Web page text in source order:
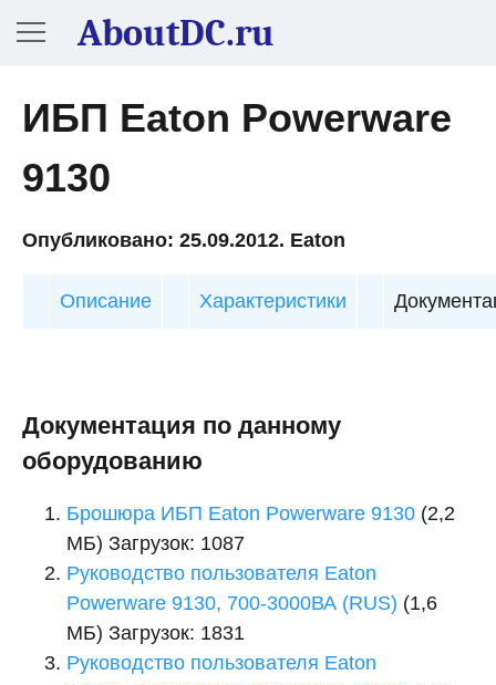
AboutDC.ru
ИБП Eaton Powerware
9130
Опубликовано: 25.09.2012. Eaton
Описание Характеристики
Документация по данному
оборудованию
Брошюра ИБП Eaton Powerware 9130 (2,2
МБ) Загрузок: 1087
Руководство пользователя Eaton
Powerware 9130, 700-3000ВА (RUS) (1,6
МБ) Загрузок: 1831
Руководство пользователя Eaton